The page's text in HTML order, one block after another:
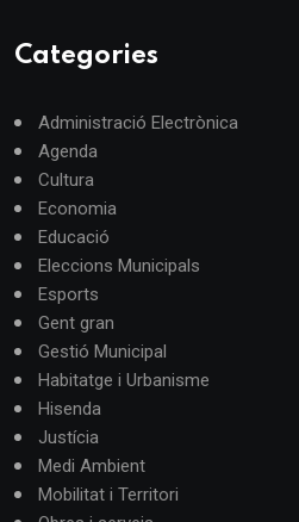
Categories
Administració Electrònica
Agenda
Cultura
Economia
Educació
Eleccions Municipals
Esports
Gent gran
Gestió Municipal
Habitatge i Urbanisme
Hisenda
Justícia
Medi Ambient
Mobilitat i Territori